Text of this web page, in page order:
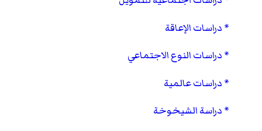
دراسات الإعاقة
دراسات النوع الاجتماعي
دراسات عالمية
دراسة الشيخوخة